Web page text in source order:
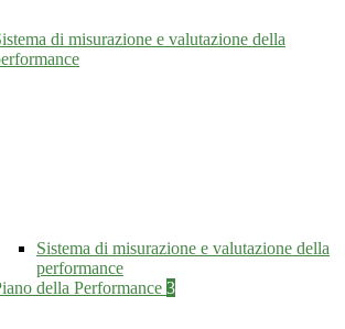
di misurazione e valutazione della
Sistema di misurazione e valutazione della
performance
della Performance 3